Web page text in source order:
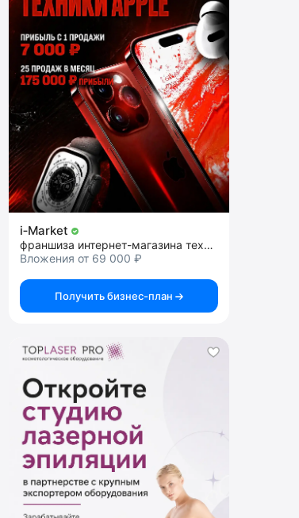
i‑Market
франшиза интернет-магазина техники Apple под ключ
Вложения от 69 000 ₽
Получить бизнес-план